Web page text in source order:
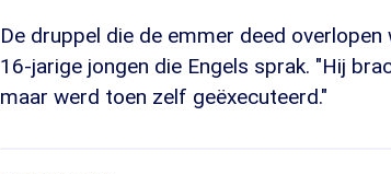
De druppel die de emmer deed
16-jarige jongen die Engels sprak. "Hij
maar werd toen zelf geëxecuteerd."